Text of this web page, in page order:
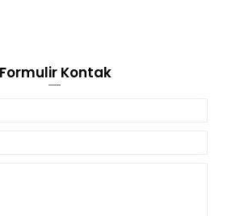
Formulir Kontak